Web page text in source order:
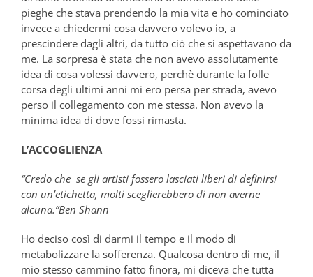
pieghe che stava prendendo la mia vita e ho cominciato
invece a chiedermi cosa davvero volevo io, a
prescindere dagli altri, da tutto ciò che si aspettavano da
me. La sorpresa è stata che non avevo assolutamente
idea di cosa volessi davvero, perchè durante la folle
corsa degli ultimi anni mi ero persa per strada, avevo
perso il collegamento con me stessa. Non avevo la
minima idea di dove fossi rimasta.
L’ACCOGLIENZA
“Credo che se gli artisti fossero lasciati liberi di definirsi
con un’etichetta, molti sceglierebbero di non averne
alcuna.”Ben Shann
Ho deciso così di darmi il tempo e il modo di
metabolizzare la sofferenza. Qualcosa dentro di me, il
mio stesso cammino fatto finora, mi diceva che tutta